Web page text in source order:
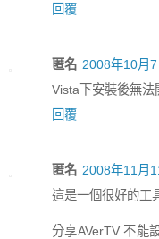
回覆
匿名 2008年10月
Vista下安裝後無法
回覆
匿名 2008年11月
這是一個很好的工
分享AVerTV 不能